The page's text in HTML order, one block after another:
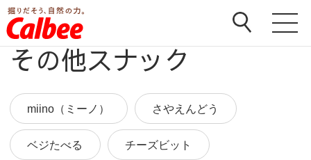
ホーム > 商品
その他スナック
miino（ミーノ） さやえんどう
ベジたべる チーズビット